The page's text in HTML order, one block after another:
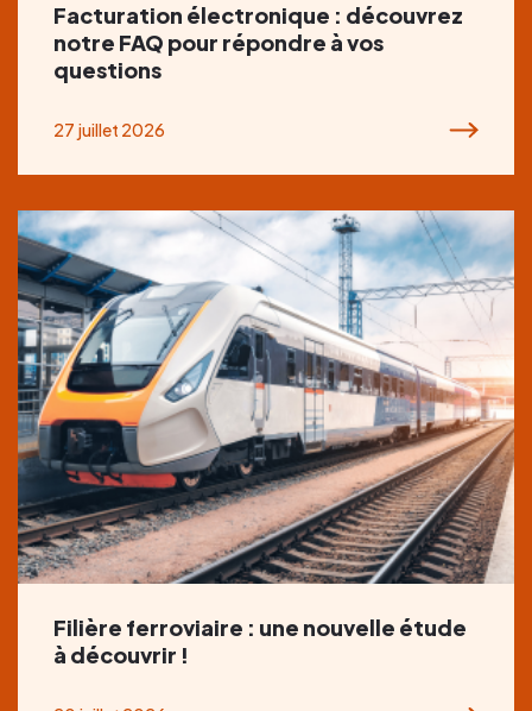
Facturation électronique : découvrez
notre FAQ pour répondre à vos
questions
27 juillet 2026
Filière ferroviaire : une nouvelle étude
à découvrir !